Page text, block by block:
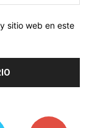
sitio web en este